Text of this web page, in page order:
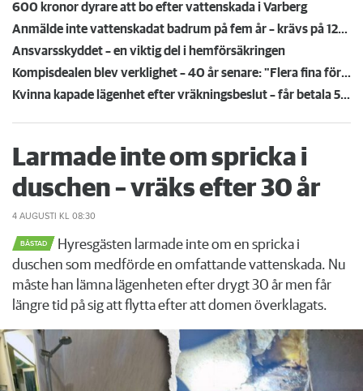
600 kronor dyrare att bo efter vattenskada i Varberg
Anmälde inte vattenskadat badrum på fem år – krävs på 125 000 kronor
Ansvarsskyddet – en viktig del i hemförsäkringen
Kompisdealen blev verklighet – 40 år senare: "Flera fina fördelar med att dela bostad"
Kvinna kapade lägenhet efter vräkningsbeslut – får betala 50 000
Larmade inte om spricka i
duschen – vräks efter 30 år
4 AUGUSTI KL 08:30
BÅSTAD
Hyresgästen larmade inte om en spricka i
duschen som medförde en omfattande vattenskada. Nu
måste han lämna lägenheten efter drygt 30 år men får
längre tid på sig att flytta efter att domen överklagats.